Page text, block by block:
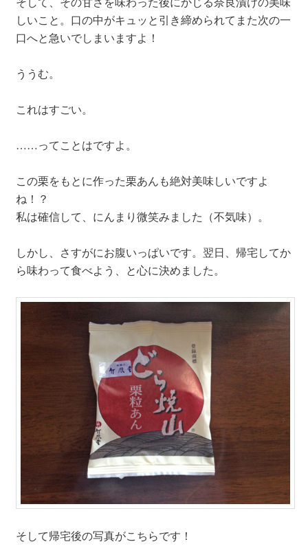
しいこと。口の中がキュッと引き締められてまた次の一
口へと急いでしまいますよ！
ううむ。
これはすごい。
……ってことはですよ。
この栗をもとに作った栗あんも絶対美味しいですよ
ね！？
私は確信して、にんまり微笑みました（不気味）。
しかし、さすがにお腹いっぱいです。翌日、帰宅してか
ら味わって食べよう、と心に決めました。
そして帰宅後の写真がこちらです！